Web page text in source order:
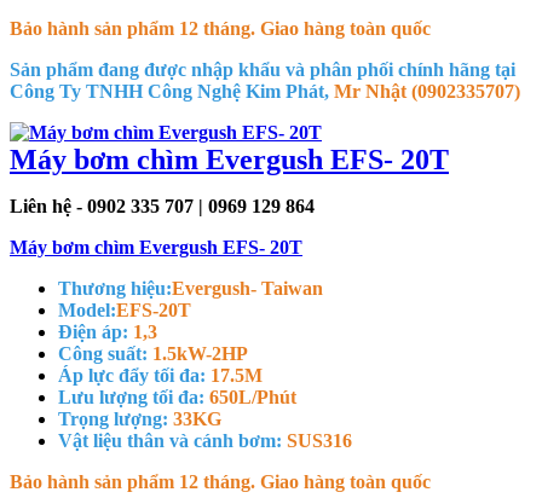
Bảo hành sản phẩm 12 tháng. Giao hàng toàn quốc
Sản phẩm đang được nhập khẩu và phân phối chính hãng tại
Công Ty TNHH Công Nghệ Kim Phát, Mr Nhật (0902335707)
Máy bơm chìm Evergush EFS- 20T
Liên hệ - 0902 335 707 | 0969 129 864
Máy bơm chìm Evergush EFS- 20T
Thương hiệu:Evergush- Taiwan
Model:EFS-20T
Điện áp: 1,3
Công suất: 1.5kW-2HP
Áp lực đẩy tối đa: 17.5M
Lưu lượng tối đa: 650L/Phút
Trọng lượng: 33KG
Vật liệu thân và cánh bơm: SUS316
Bảo hành sản phẩm 12 tháng. Giao hàng toàn quốc